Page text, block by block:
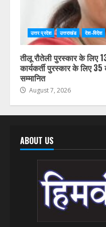
उत्तर प्रदेश उत्तराखंड देश-विदेश
तीलू रौतेली पुरस्कार के लिए
कार्यकर्ती पुरस्कार के लिए 35
सम्मानित
August 7, 2026
ABOUT US